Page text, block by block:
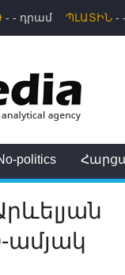
politics
ամյակ